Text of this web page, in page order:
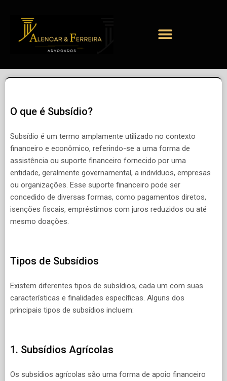
O que é Subsídio?
Subsídio é um termo amplamente utilizado no contexto
financeiro e econômico, referindo-se a uma forma de
assistência ou suporte financeiro fornecido por uma
entidade, geralmente governamental, a indivíduos, empresas
ou organizações. Esse suporte financeiro pode ser
concedido de diversas formas, como pagamentos diretos,
isenções fiscais, empréstimos com juros reduzidos ou até
mesmo doações.
Tipos de Subsídios
Existem diferentes tipos de subsídios, cada um com suas
características e finalidades específicas. Alguns dos
principais tipos de subsídios incluem:
1. Subsídios Agrícolas
Os subsídios agrícolas são uma forma de apoio financeiro